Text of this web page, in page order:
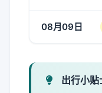
08月09日
出行小贴